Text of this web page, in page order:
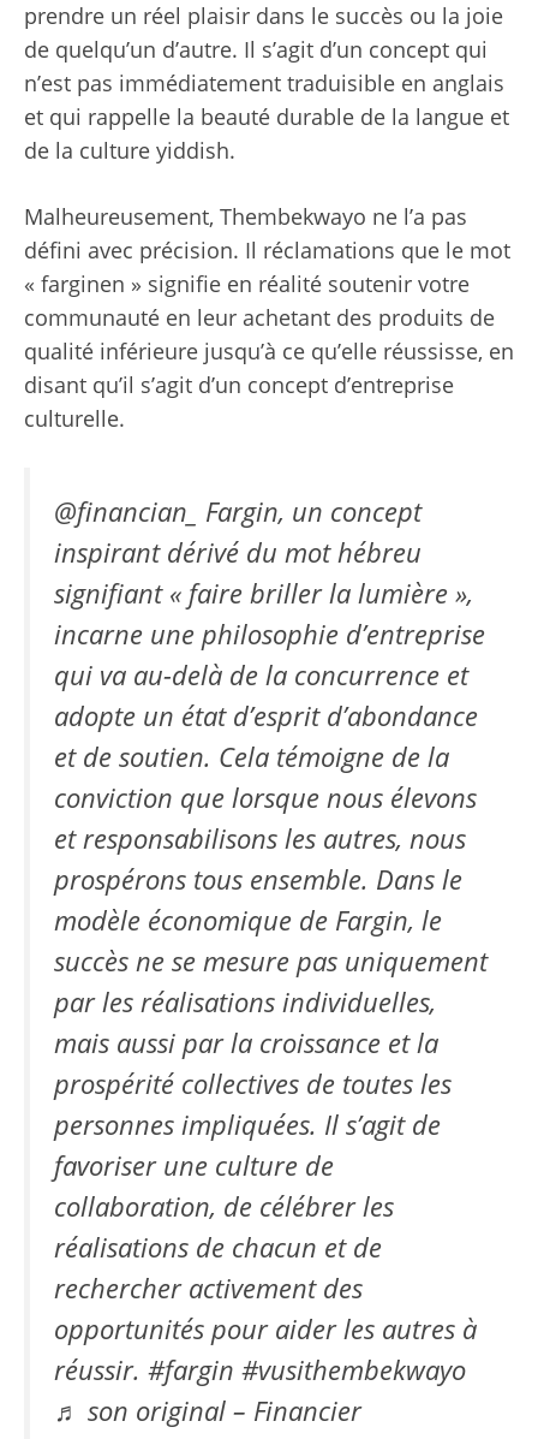
prendre un réel plaisir dans le succès ou la joie
de quelqu’un d’autre. Il s’agit d’un concept qui
n’est pas immédiatement traduisible en anglais
et qui rappelle la beauté durable de la langue et
de la culture yiddish.
Malheureusement, Thembekwayo ne l’a pas
défini avec précision. Il réclamations que le mot
« farginen » signifie en réalité soutenir votre
communauté en leur achetant des produits de
qualité inférieure jusqu’à ce qu’elle réussisse, en
disant qu’il s’agit d’un concept d’entreprise
culturelle.
@financian_ Fargin, un concept
inspirant dérivé du mot hébreu
signifiant « faire briller la lumière »,
incarne une philosophie d’entreprise
qui va au-delà de la concurrence et
adopte un état d’esprit d’abondance
et de soutien. Cela témoigne de la
conviction que lorsque nous élevons
et responsabilisons les autres, nous
prospérons tous ensemble. Dans le
modèle économique de Fargin, le
succès ne se mesure pas uniquement
par les réalisations individuelles,
mais aussi par la croissance et la
prospérité collectives de toutes les
personnes impliquées. Il s’agit de
favoriser une culture de
collaboration, de célébrer les
réalisations de chacun et de
rechercher activement des
opportunités pour aider les autres à
réussir. #fargin #vusithembekwayo
♬ son original – Financier